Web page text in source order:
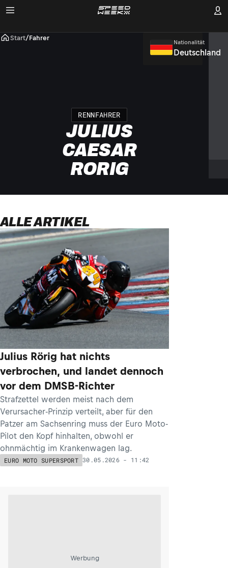
Start/Fahrer
RENNFAHRER
JULIUS
CAESAR
RORIG
Nationalität
Deutschland
ALLE ARTIKEL
Julius Rörig hat nichts
verbrochen, und landet dennoch
vor dem DMSB-Richter
Strafzettel werden meist nach dem
Verursacher-Prinzip verteilt, aber für den
Patzer am Sachsenring muss der Euro Moto-
Pilot den Kopf hinhalten, obwohl er
ohnmächtig im Krankenwagen lag.
EURO MOTO SUPERSPORT 30.05.2026 - 11:42
Werbung